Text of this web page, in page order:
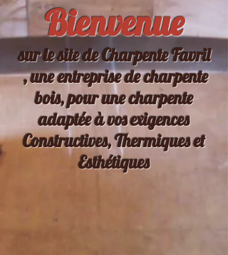
Bienvenue
sur le site de Charpente Favril
, une entreprise de charpente
bois, pour une charpente
adaptée à vos exigences
Constructives, Thermiques et
Esthétiques